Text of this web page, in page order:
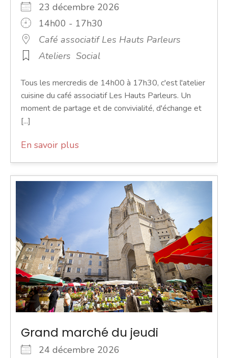
23 décembre 2026
14h00 - 17h30
Café associatif Les Hauts Parleurs
Ateliers Social
Tous les mercredis de 14h00 à 17h30, c'est l'atelier
cuisine du café associatif Les Hauts Parleurs. Un
moment de partage et de convivialité, d'échange et
[...]
En savoir plus
Grand marché du jeudi
24 décembre 2026